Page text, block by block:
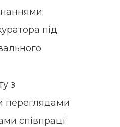
під
з
переглядами
співпраці;